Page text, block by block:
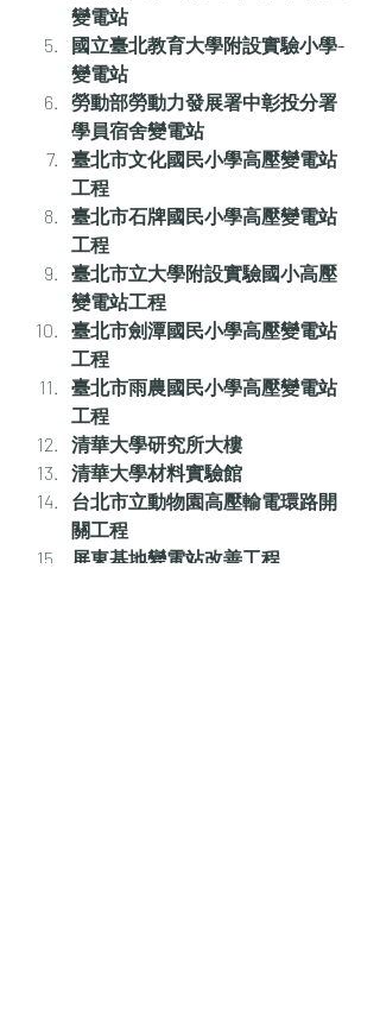
變電站
國立臺北教育大學附設實驗小學-
變電站
勞動部勞動力發展署中彰投分署
學員宿舍變電站
臺北市文化國民小學高壓變電站
工程
臺北市石牌國民小學高壓變電站
工程
臺北市立大學附設實驗國小高壓
變電站工程
臺北市劍潭國民小學高壓變電站
工程
臺北市雨農國民小學高壓變電站
工程
清華大學研究所大樓
清華大學材料實驗館
台北市立動物園高壓輸電環路開
關工程
屏東基地變電站改善工程